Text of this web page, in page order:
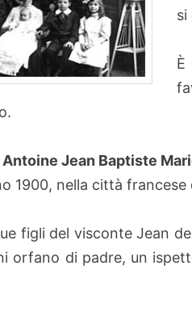
si
È
Antoine Jean Baptiste
1900, nella città francese
figli del visconte Jean
orfano di padre, un